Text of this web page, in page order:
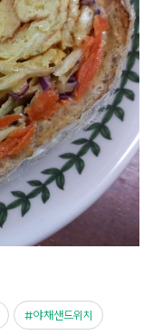
야채샌드위치